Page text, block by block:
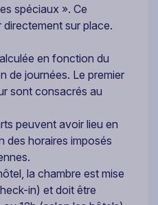
spéciaux ». Ce
directement sur place.
en fonction du
de journées. Le premier
sont consacrés au
peuvent avoir lieu en
des horaires imposés
la chambre est mise
in) et doit être